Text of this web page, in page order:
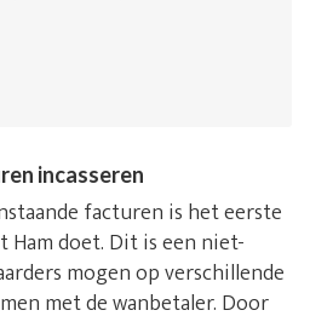
incasseren
facturen is het eerste
doet. Dit is een niet-
mogen op verschillende
met de wanbetaler. Door